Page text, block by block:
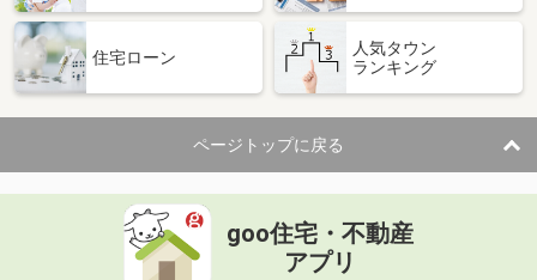
住宅ローン
人気タウン
ランキング
ページトップに戻る
goo住宅・不動産
アプリ